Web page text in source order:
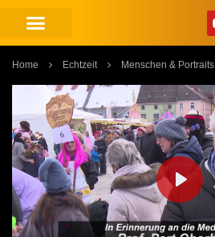
Home Echtzeit Menschen & Portraits
PLAY